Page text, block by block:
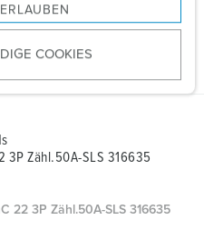
COOKIES
3P Zähl.50A-SLS 316635
22 3P Zähl.50A-SLS 316635